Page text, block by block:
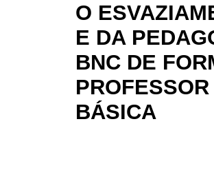
O
E DA
BNC DE
BÁSICA